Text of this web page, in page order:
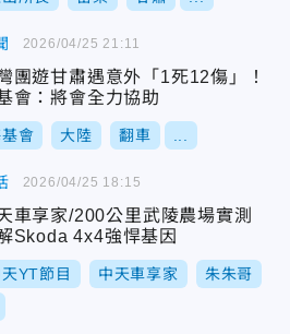
團遊甘肅遇意外「1死12傷」！
會：將會全力協助
會 大陸 翻車
2026/04/25 21:11
車享家/200公里武陵農場實測
Skoda 4x4強悍基因
YT節目 中天車享家 朱朱哥
2026/04/25 18:15